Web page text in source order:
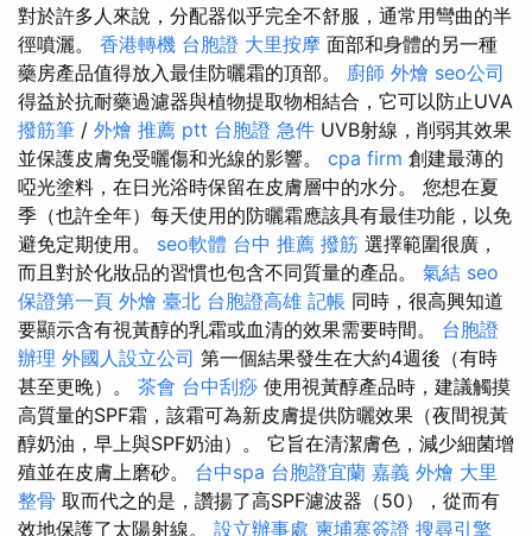
對於許多人來說，分配器似乎完全不舒服，通常用彎曲的半
徑噴灑。 香港轉機 台胞證 大里按摩 面部和身體的另一種
藥房產品值得放入最佳防曬霜的頂部。 廚師 外燴 seo公司
得益於抗耐藥過濾器與植物提取物相結合，它可以防止UVA
撥筋筆 / 外燴 推薦 ptt 台胞證 急件 UVB射線，削弱其效果
並保護皮膚免受曬傷和光線的影響。 cpa firm 創建最薄的
啞光塗料，在日光浴時保留在皮膚層中的水分。 您想在夏
季（也許全年）每天使用的防曬霜應該具有最佳功能，以免
避免定期使用。 seo軟體 台中 推薦 撥筋 選擇範圍很廣，
而且對於化妝品的習慣也包含不同質量的產品。 氣結 seo
保證第一頁 外燴 臺北 台胞證高雄 記帳 同時，很高興知道
要顯示含有視黃醇的乳霜或血清的效果需要時間。 台胞證
辦理 外國人設立公司 第一個結果發生在大約4週後（有時
甚至更晚）。 茶會 台中刮痧 使用視黃醇產品時，建議觸摸
高質量的SPF霜，該霜可為新皮膚提供防曬效果（夜間視黃
醇奶油，早上與SPF奶油）。 它旨在清潔膚色，減少細菌增
殖並在皮膚上磨砂。 台中spa 台胞證宜蘭 嘉義 外燴 大里
整骨 取而代之的是，讚揚了高SPF濾波器（50），從而有
效地保護了太陽射線。 設立辦事處 柬埔寨簽證 搜尋引擎